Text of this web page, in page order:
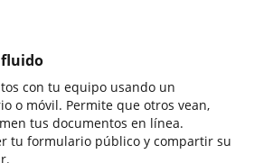
fluido
con tu equipo usando un
o móvil. Permite que otros vean,
tus documentos en línea.
tu formulario público y compartir su